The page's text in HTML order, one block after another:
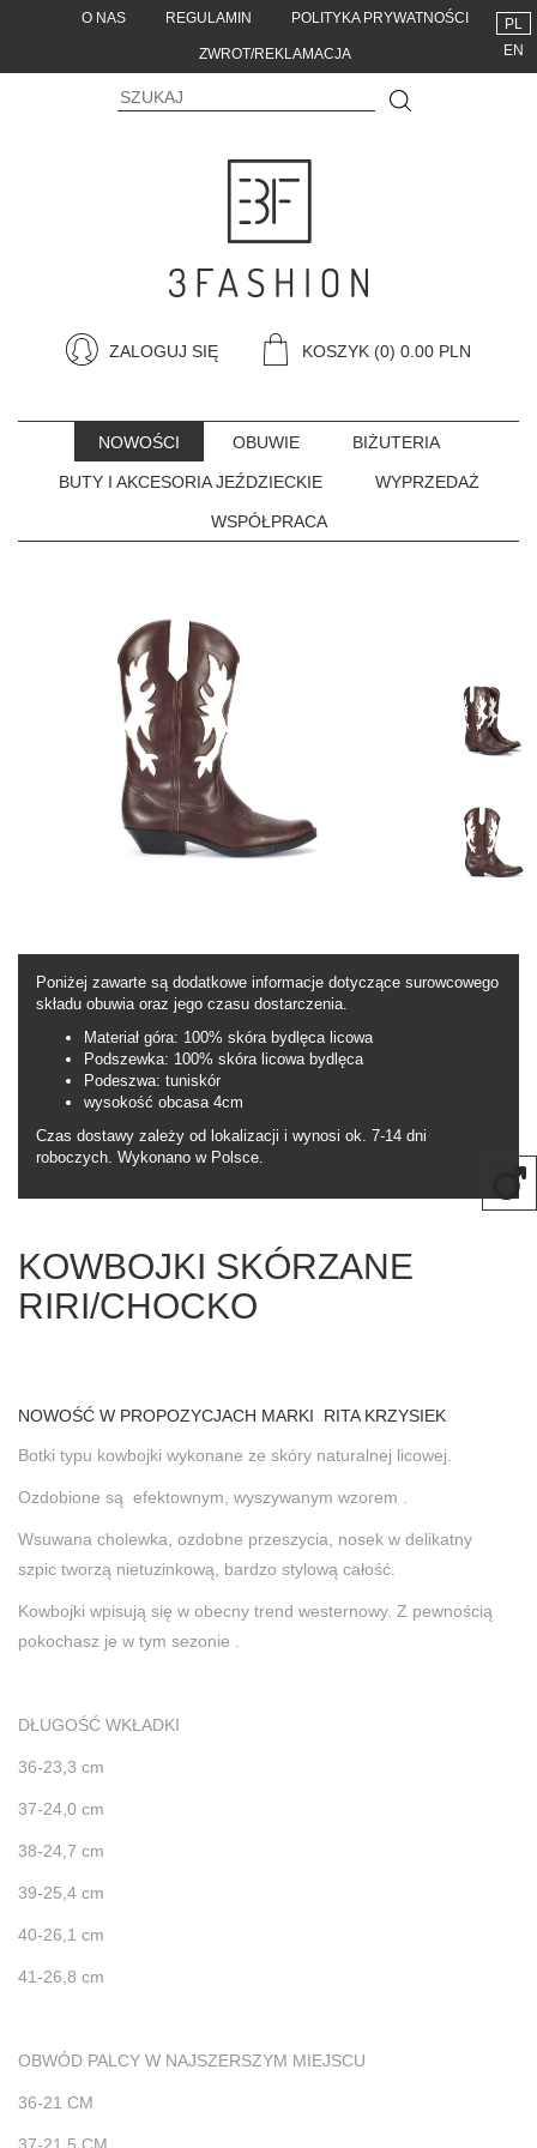
O NAS REGULAMIN POLITYKA PRYWATNOŚCI
ZWROT/REKLAMACJA
PL
EN
ZALOGUJ SIĘ KOSZYK (0) 0.00 PLN
NOWOŚCI OBUWIE BIŻUTERIA
BUTY I AKCESORIA JEŹDZIECKIE WYPRZEDAŻ
WSPÓŁPRACA
Poniżej zawarte są dodatkowe informacje dotyczące surowcowego
składu obuwia oraz jego czasu dostarczenia.
Materiał góra: 100% skóra bydlęca licowa
Podszewka: 100% skóra licowa bydlęca
Podeszwa: tuniskór
wysokość obcasa 4cm
Czas dostawy zależy od lokalizacji i wynosi ok. 7-14 dni
roboczych. Wykonano w Polsce.
KOWBOJKI SKÓRZANE
RIRI/CHOCKO
NOWOŚĆ W PROPOZYCJACH MARKI RITA KRZYSIEK
Botki typu kowbojki wykonane ze skóry naturalnej licowej.
Ozdobione są efektownym, wyszywanym wzorem .
Wsuwana cholewka, ozdobne przeszycia, nosek w delikatny
szpic tworzą nietuzinkową, bardzo stylową całość.
Kowbojki wpisują się w obecny trend westernowy. Z pewnością
pokochasz je w tym sezonie .
DŁUGOŚĆ WKŁADKI
36-23,3 cm
37-24,0 cm
38-24,7 cm
39-25,4 cm
40-26,1 cm
41-26,8 cm
OBWÓD PALCY W NAJSZERSZYM MIEJSCU
36-21 CM